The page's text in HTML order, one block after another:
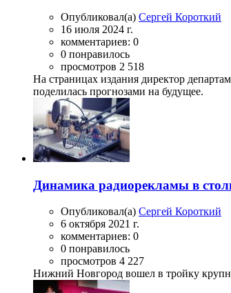
Опубликовал(а) Сергей Короткий
16 июля 2024 г.
комментариев: 0
0 понравилось
просмотров 2 518
На страницах издания директор
поделилась прогнозами на будущее.
Динамика радиорекламы в
Опубликовал(а) Сергей Короткий
6 октября 2021 г.
комментариев: 0
0 понравилось
просмотров 4 227
Нижний Новгород вошел в тройку